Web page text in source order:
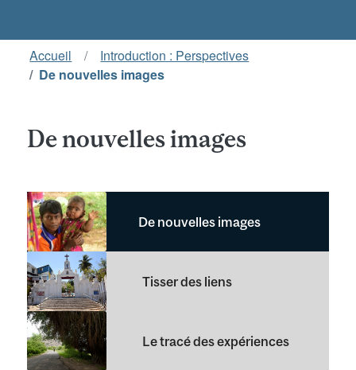
Accueil
Introduction : Perspectives
De nouvelles images
De nouvelles images
De nouvelles images
Tisser des liens
Le tracé des expériences